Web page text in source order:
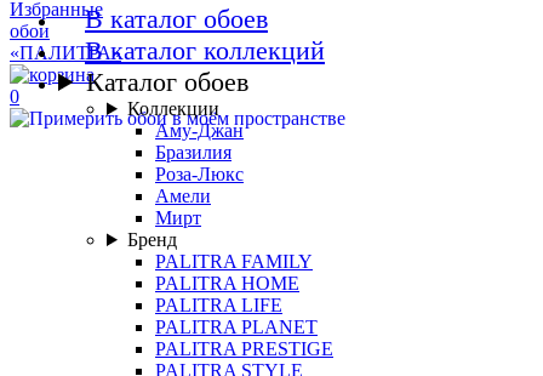
0
В каталог обоев
В каталог коллекций
Каталог обоев
Коллекции
Аму-Джан
Бразилия
Роза-Люкс
Амели
Мирт
Бренд
PALITRA FAMILY
PALITRA HOME
PALITRA LIFE
PALITRA PLANET
PALITRA PRESTIGE
PALITRA STYLE